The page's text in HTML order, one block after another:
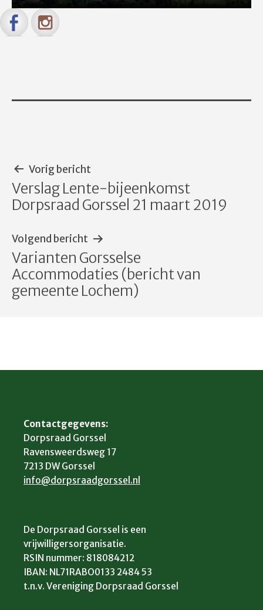
Bericht
navigatie
Vorig bericht
Verslag Lente-bijeenkomst
Dorpsraad Gorssel 21 maart 2019
Volgend bericht
Varianten Gorsselse
Accommodaties (bericht van
gemeente Lochem)
Contactgegevens:
Dorpsraad Gorssel
Ravensweerdsweg 17
7213 DW Gorssel
info@dorpsraadgorssel.nl
De Dorpsraad Gorssel is een
vrijwilligersorganisatie.
RSIN nummer: 818084212
IBAN: NL71RABO0133 2484 53
t.n.v. Vereniging Dorpsraad Gorssel